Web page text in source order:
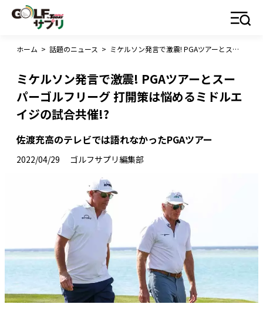
ホーム > 話題のニュース > ミケルソン発言で激震! PGAツアーとスーパーゴルフリーグ 打開策は悩めるミドルエイジの試合共催!?
ミケルソン発言で激震! PGAツアーとスー
パーゴルフリーグ 打開策は悩めるミドルエ
イジの試合共催!?
佐渡充高のテレビでは語れなかったPGAツアー
2022/04/29 ゴルフサプリ編集部